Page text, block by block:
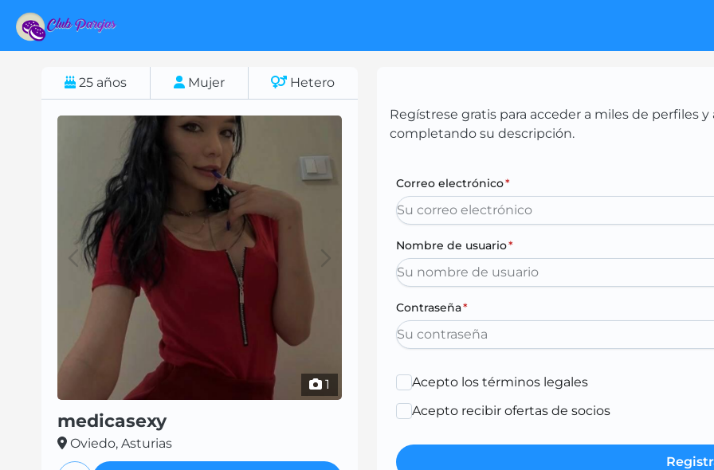
25 años Mujer Hetero
1
medicasexy
Oviedo, Asturias
Regístrese gratis para acceder a miles de perfiles
completando su descripción.
Correo electrónico*
Nombre de usuario*
Contraseña*
Acepto los términos legales
Acepto recibir ofertas de socios